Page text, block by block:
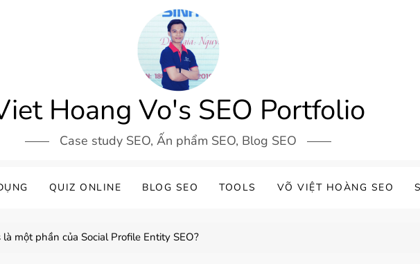
Hoang Vo's SEO Portfolio
Case study SEO, Ấn phẩm SEO, Blog SEO
QUIZ ONLINE BLOG SEO TOOLS VÕ VIỆT HOÀNG SEO
một phần của Social Profile Entity SEO?